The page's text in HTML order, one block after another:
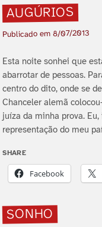
AUGÚRIOS
Publicado em8/07/2013
Esta noite sonhei que
abarrotar de pessoas.
centro do dito, onde se
Chanceler alemã
juí­za da minha prova.
representação do meu
SHARE
Facebook
SONHO